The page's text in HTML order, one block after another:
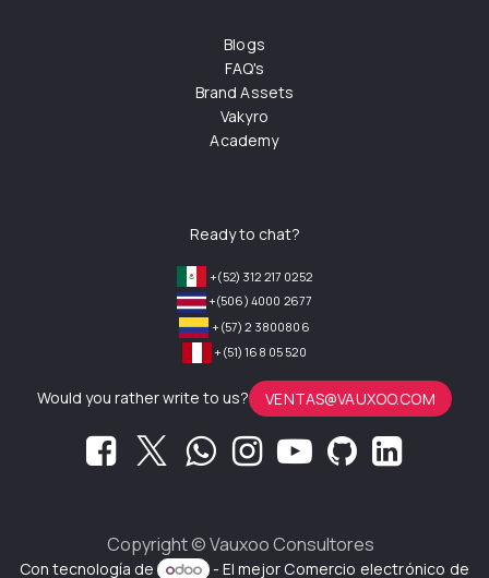
Blogs
FAQ's
Brand Assets
Vakyro
Academy
Ready to chat?
+(52) 312 217 0252
+(506) 4000 2677
+(57) 2 3800806
+(51) 168 05 520
Would you rather write to us? VENTAS@VAUXOO.COM
Copyright ©Vauxoo Consultores
Con tecnología de - El mejor Comercio electrónico de